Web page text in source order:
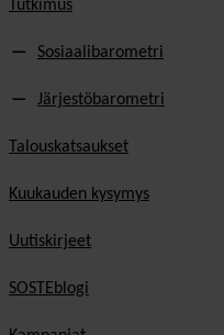
Tutkimus
Sosiaalibarometri
Järjestöbarometri
Talouskatsaukset
Kuukauden kysymys
Uutiskirjeet
SOSTEblogi